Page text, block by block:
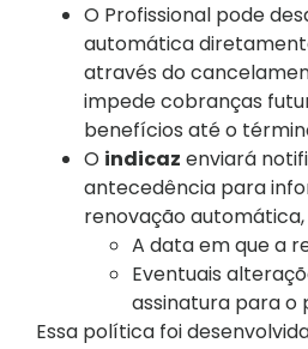
O Profissional pode
automática
através do
impede cobranças
benefícios até o
O indicaz enviará
antecedência para
renovação
A data em que a
Eventuais
assinatura para o
Essa política foi